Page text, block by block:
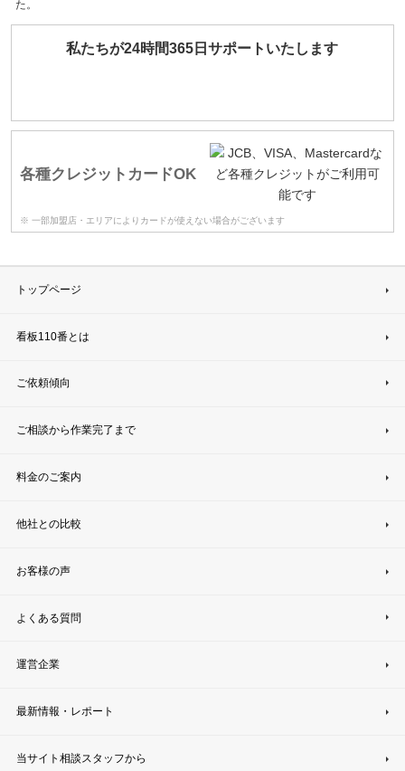
た。
私たちが24時間365日サポートいたします
各種クレジットカードOK
※ 一部加盟店・エリアによりカードが使えない場合がございます
トップページ
看板110番とは
ご依頼傾向
ご相談から作業完了まで
料金のご案内
他社との比較
お客様の声
よくある質問
運営企業
最新情報・レポート
当サイト相談スタッフから